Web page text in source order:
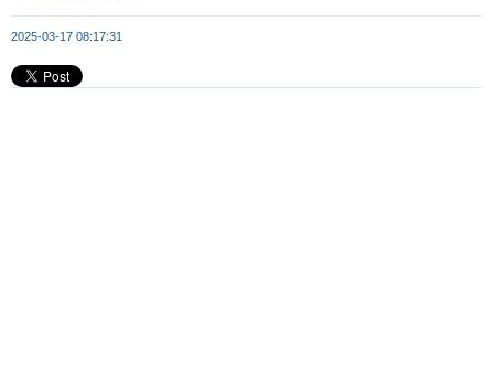
2025-03-17 08:17:31